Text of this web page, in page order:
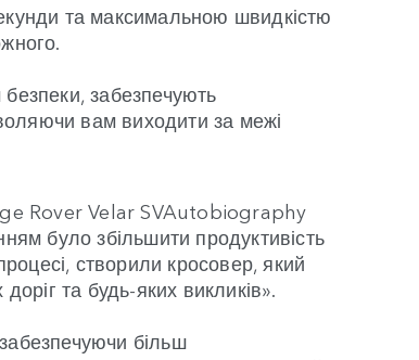
та максимальною швидкістю
забезпечують
вам виходити за межі
Rover Velar SVAutobiography
було збільшити продуктивість
створили кросовер, який
та будь-яких викликів».
більш